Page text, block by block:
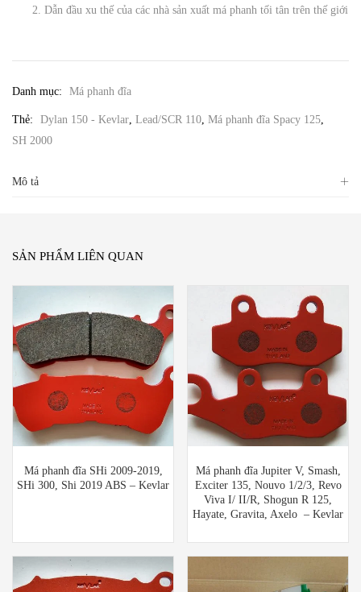
Dẫn đầu xu thế của các nhà sản xuất má phanh tối tân trên thế giới
Danh mục: Má phanh đĩa
Thẻ: Dylan 150 - Kevlar, Lead/SCR 110, Má phanh đĩa Spacy 125,
SH 2000
Mô tả
SẢN PHẨM LIÊN QUAN
Má phanh đĩa SHi 2009-2019,
SHi 300, Shi 2019 ABS – Kevlar
Má phanh đĩa Jupiter V, Smash,
Exciter 135, Nouvo 1/2/3, Revo
Viva I/ II/R, Shogun R 125,
Hayate, Gravita, Axelo – Kevlar